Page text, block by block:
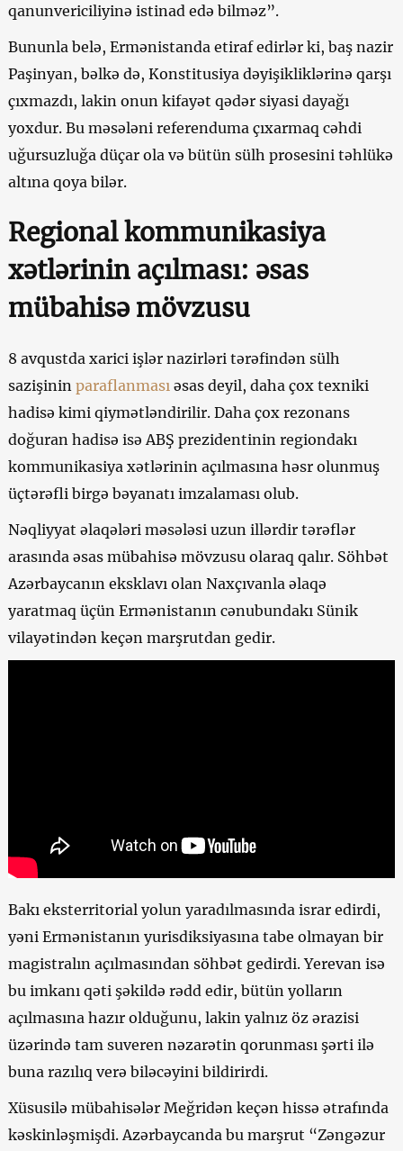
qanunvericiliyinə istinad edə bilməz”.
Bununla belə, Ermənistanda etiraf edirlər ki, baş nazir
Paşinyan, bəlkə də, Konstitusiya dəyişikliklərinə qarşı
çıxmazdı, lakin onun kifayət qədər siyasi dayağı
yoxdur. Bu məsələni referenduma çıxarmaq cəhdi
uğursuzluğa düçar ola və bütün sülh prosesini təhlükə
altına qoya bilər.
Regional kommunikasiya
xətlərinin açılması: əsas
mübahisə mövzusu
8 avqustda xarici işlər nazirləri tərəfindən sülh
sazişinin paraflanması əsas deyil, daha çox texniki
hadisə kimi qiymətləndirilir. Daha çox rezonans
doğuran hadisə isə ABŞ prezidentinin regiondakı
kommunikasiya xətlərinin açılmasına həsr olunmuş
üçtərəfli birgə bəyanatı imzalaması olub.
Nəqliyyat əlaqələri məsələsi uzun illərdir tərəflər
arasında əsas mübahisə mövzusu olaraq qalır. Söhbət
Azərbaycanın eksklavı olan Naxçıvanla əlaqə
yaratmaq üçün Ermənistanın cənubundakı Sünik
vilayətindən keçən marşrutdan gedir.
Bakı eksterritorial yolun yaradılmasında israr edirdi,
yəni Ermənistanın yurisdiksiyasına tabe olmayan bir
magistralın açılmasından söhbət gedirdi. Yerevan isə
bu imkanı qəti şəkildə rədd edir, bütün yolların
açılmasına hazır olduğunu, lakin yalnız öz ərazisi
üzərində tam suveren nəzarətin qorunması şərti ilə
buna razılıq verə biləcəyini bildirirdi.
Xüsusilə mübahisələr Meğridən keçən hissə ətrafında
kəskinləşmişdi. Azərbaycanda bu marşrut “Zəngəzur